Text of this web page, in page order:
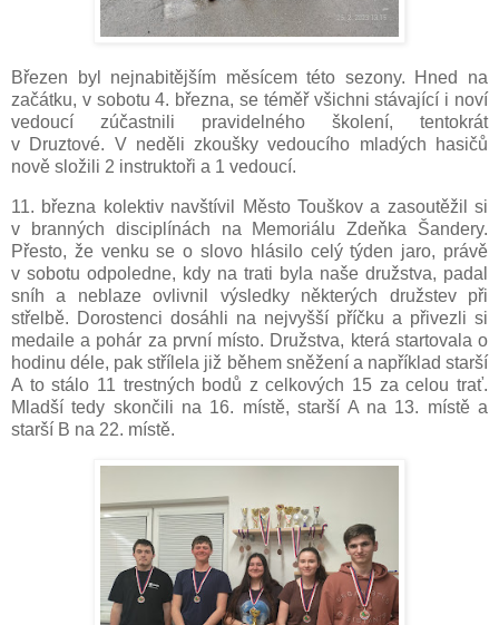
Březen byl nejnabitějším měsícem této sezony. Hned na
začátku, v sobotu 4. března, se téměř všichni stávající i noví
vedoucí zúčastnili pravidelného školení, tentokrát
v Druztové. V neděli zkoušky vedoucího mladých hasičů
nově složili 2 instruktoři a 1 vedoucí.
11. března kolektiv navštívil Město Touškov a zasoutěžil si
v branných disciplínách na Memoriálu Zdeňka Šandery.
Přesto, že venku se o slovo hlásilo celý týden jaro, právě
v sobotu odpoledne, kdy na trati byla naše družstva, padal
sníh a neblaze ovlivnil výsledky některých družstev při
střelbě. Dorostenci dosáhli na nejvyšší příčku a přivezli si
medaile a pohár za první místo. Družstva, která startovala o
hodinu déle, pak střílela již během sněžení a například starší
A to stálo 11 trestných bodů z celkových 15 za celou trať.
Mladší tedy skončili na 16. místě, starší A na 13. místě a
starší B na 22. místě.